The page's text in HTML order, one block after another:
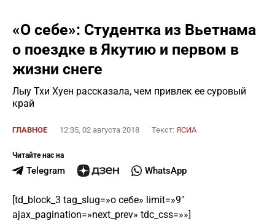
«О себе»: Студентка из Вьетнама
о поездке в Якутию и первом в
жизни снеге
Лыу Тхи Хуен рассказала, чем привлек ее суровый
край
ГЛАВНОЕ 12:35, 02 августа 2018 Текст: ЯСИА
Читайте нас на
Telegram WhatsApp
[td_block_3 tag_slug=»о себе» limit=»9″
ajax_pagination=»next_prev» tdc_css=»»]